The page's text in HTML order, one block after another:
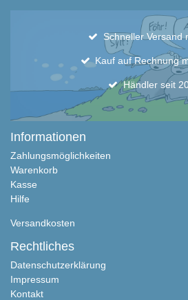
Schneller Versand
Kauf auf Rechnung
Händler seit
Informationen
Zahlungsmöglichkeiten
Warenkorb
Kasse
Hilfe
Versandkosten
Rechtliches
Datenschutzerklärung
Impressum
Kontakt